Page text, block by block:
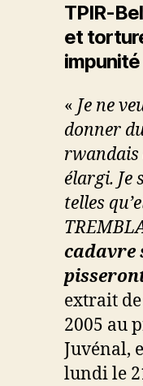
TPIR-
et
impunité
« Je ne
donner
rwandais
élargi. Je
telles
cadavre
extrait
2005 au
Juvénal,
lundi le